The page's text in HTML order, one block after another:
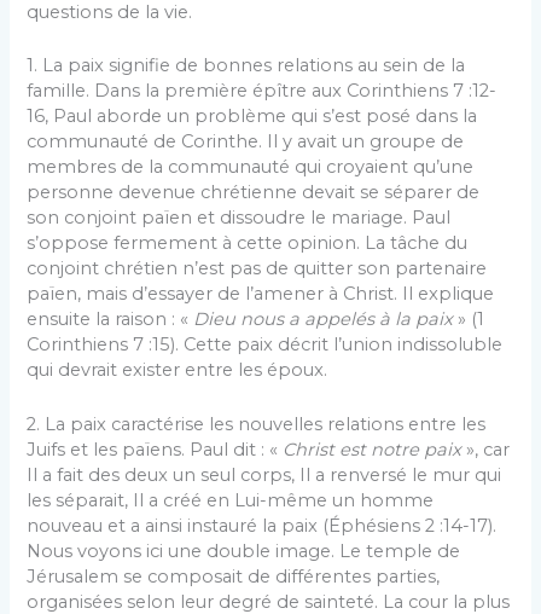
questions de la vie.
1. La paix signifie de bonnes relations au sein de la
famille. Dans la première épître aux Corinthiens 7 :12-
16, Paul aborde un problème qui s’est posé dans la
communauté de Corinthe. Il y avait un groupe de
membres de la communauté qui croyaient qu’une
personne devenue chrétienne devait se séparer de
son conjoint païen et dissoudre le mariage. Paul
s’oppose fermement à cette opinion. La tâche du
conjoint chrétien n’est pas de quitter son partenaire
païen, mais d’essayer de l’amener à Christ. Il explique
ensuite la raison : « Dieu nous a appelés à la paix» (1
Corinthiens 7 :15). Cette paix décrit l’union indissoluble
qui devrait exister entre les époux.
2. La paix caractérise les nouvelles relations entre les
Juifs et les païens. Paul dit : « Christ est notre paix», car
Il a fait des deux un seul corps, Il a renversé le mur qui
les séparait, Il a créé en Lui-même un homme
nouveau et a ainsi instauré la paix (Éphésiens 2 :14-17).
Nous voyons ici une double image. Le temple de
Jérusalem se composait de différentes parties,
organisées selon leur degré de sainteté. La cour la plus